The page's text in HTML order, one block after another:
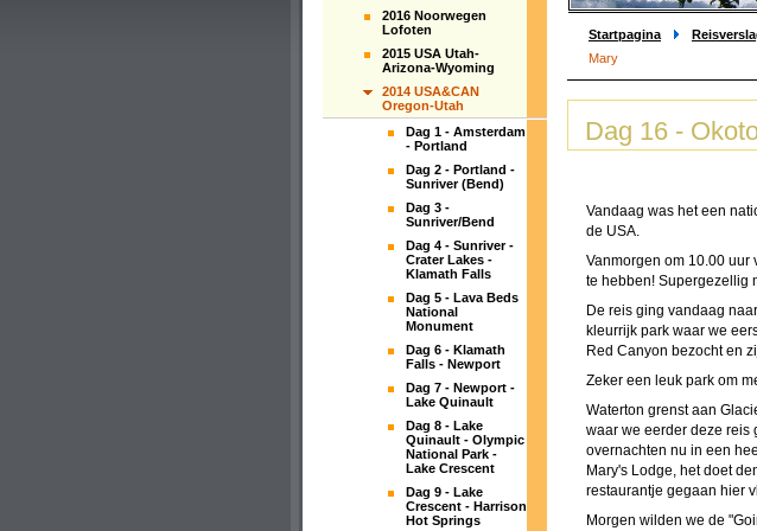
Startpagina
Mary
Dag 16 -
Vandaag was het een
de USA.
Vanmorgen om 10.00 uur
te hebben! Supergezellig
De reis ging vandaag
kleurrijk park waar we
Red Canyon bezocht en
Zeker een leuk park om
Waterton grenst aan
waar we eerder deze reis
overnachten nu in een
Mary's Lodge, het doet
restaurantje gegaan hier
Morgen wilden we de
2016 Noorwegen
Lofoten
2015 USA Utah-
Arizona-Wyoming
2014 USA&CAN
Oregon-Utah
Dag 1 - Amsterdam
- Portland
Dag 2 - Portland -
Sunriver (Bend)
Dag 3 -
Sunriver/Bend
Dag 4 - Sunriver -
Crater Lakes -
Klamath Falls
Dag 5 - Lava Beds
National
Monument
Dag 6 - Klamath
Falls - Newport
Dag 7 - Newport -
Lake Quinault
Dag 8 - Lake
Quinault - Olympic
National Park -
Lake Crescent
Dag 9 - Lake
Crescent - Harrison
Hot Springs